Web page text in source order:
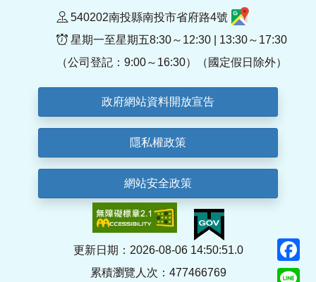
540202南投縣南投市省府路4號
星期一至星期五8:30～12:30 | 13:30～17:30
（公司登記：9:00～16:30）（國定假日除外）
政府網站資料開放宣告
隱私權政策
網站安全政策
更新日期：2026-08-06 14:50:51.0
累積瀏覽人次：477466769